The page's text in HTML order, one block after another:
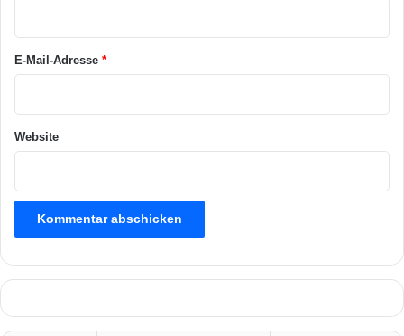
*
E-Mail-Adresse *
Website